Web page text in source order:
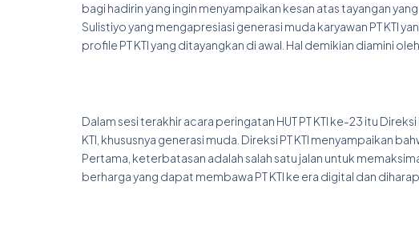
bagi hadirin yang ingin menyampaikan kesan atas tayangan
Sulistiyo yang mengapresiasi generasi muda karyawan PT KTI
profile PT KTI yang ditayangkan di awal. Hal demikian diamini oleh
Dalam sesi terakhir acara peringatan HUT PT KTI ke-23 itu
KTI, khususnya generasi muda. Direksi PT KTI menyampaikan
Pertama, keterbatasan adalah salah satu jalan untuk
berharga yang dapat membawa PT KTI ke era digital dan